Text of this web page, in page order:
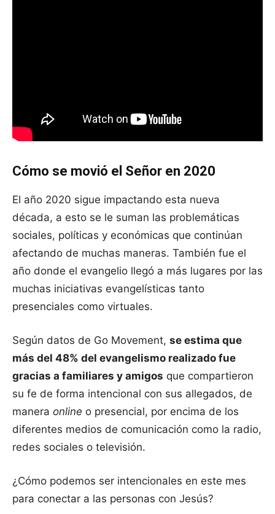
Cómo se movió el Señor en 2020
El año 2020 sigue impactando esta nueva
década, a esto se le suman las problemáticas
sociales, políticas y económicas que continúan
afectando de muchas maneras. También fue el
año donde el evangelio llegó a más lugares por las
muchas iniciativas evangelísticas tanto
presenciales como virtuales.
Según datos de Go Movement, se estima que
más del 48% del evangelismo realizado fue
gracias a familiares y amigos que compartieron
su fe de forma intencional con sus allegados, de
manera online o presencial, por encima de los
diferentes medios de comunicación como la radio,
redes sociales o televisión.
¿Cómo podemos ser intencionales en este mes
para conectar a las personas con Jesús?